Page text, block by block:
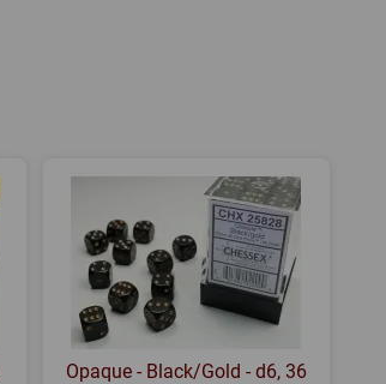
Opaque - Black/Gold - d6, 36